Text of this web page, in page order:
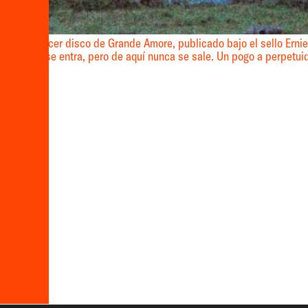
el tercer disco de Grande Amore, publicado bajo el sello
disco se entra, pero de aquí nunca se sale. Un pogo a